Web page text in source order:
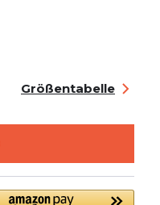
Größentabelle